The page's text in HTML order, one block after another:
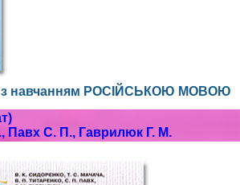
з навчанням РОСІЙСЬКОЮ МОВОЮ
Павх С. П., Гаврилюк Г. М.